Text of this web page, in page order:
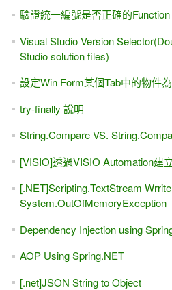
驗證統一編號是否正確的Function
Visual Studio Version
Studio solution files)
設定Win Form某個Tab中的物件
try-finally 說明
String.Compare VS.
[VISIO]透過VISIO Automation建
[.NET]Scripting.TextStream
System.OutOfMemoryException
Dependency Injection using
AOP Using Spring.NET
[.net]JSON String to Object